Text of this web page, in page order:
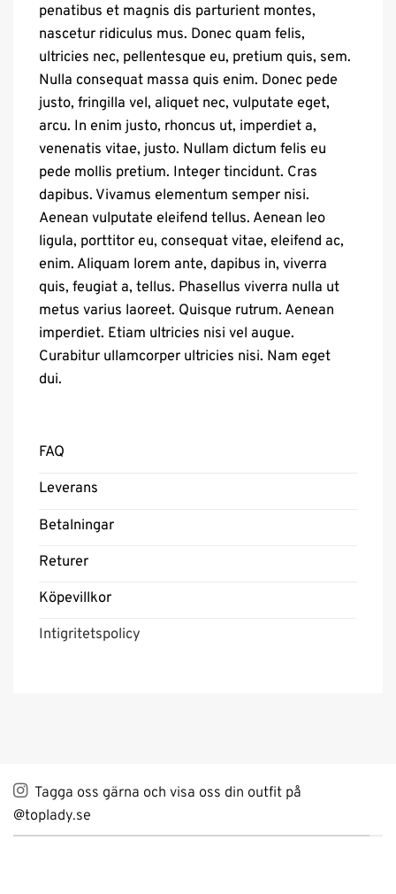
FAQ
Leverans
Betalningar
Returer
Köpevillkor
Intigritetspolicy
penatibus et magnis dis parturient montes,
nascetur ridiculus mus. Donec quam felis,
ultricies nec, pellentesque eu, pretium quis, sem.
Nulla consequat massa quis enim. Donec pede
justo, fringilla vel, aliquet nec, vulputate eget,
arcu. In enim justo, rhoncus ut, imperdiet a,
venenatis vitae, justo. Nullam dictum felis eu
pede mollis pretium. Integer tincidunt. Cras
dapibus. Vivamus elementum semper nisi.
Aenean vulputate eleifend tellus. Aenean leo
ligula, porttitor eu, consequat vitae, eleifend ac,
enim. Aliquam lorem ante, dapibus in, viverra
quis, feugiat a, tellus. Phasellus viverra nulla ut
metus varius laoreet. Quisque rutrum. Aenean
imperdiet. Etiam ultricies nisi vel augue.
Curabitur ullamcorper ultricies nisi. Nam eget
dui.
Tagga oss gärna och visa oss din outfit på
@toplady.se